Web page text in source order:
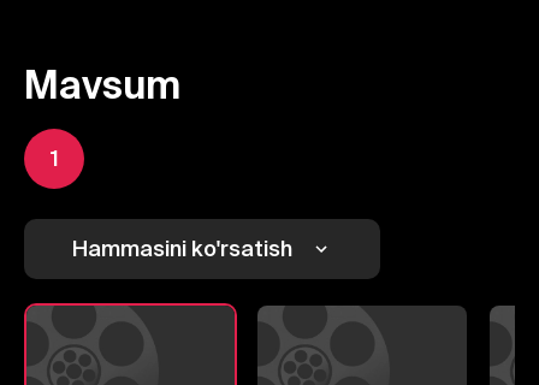
Mavsum
1
Hammasini ko'rsatish
1 2
Yuborish